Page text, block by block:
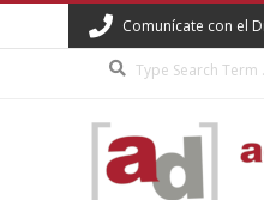
to
Comunícate con el